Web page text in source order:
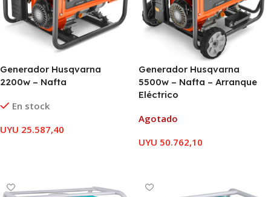
Generador Husqvarna
2200w – Nafta
En stock
UYU 25.587,40
Generador Husqvarna
5500w – Nafta – Arranque
Eléctrico
Agotado
UYU 50.762,10